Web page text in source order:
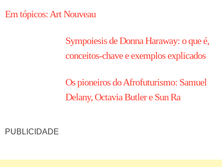
Em tópicos: Art Nouveau
Sympoiesis de Donna Haraway: o que é,
conceitos-chave e exemplos explicados
Os pioneiros do Afrofuturismo: Samuel
Delany, Octavia Butler e Sun Ra
PUBLICIDADE